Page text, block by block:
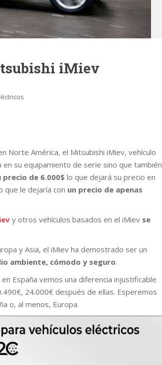
iMiev
Norte América, el Mitsubishi iMiev, vehículo
su equipamiento de serie sino que también
de 6.000$ lo que dejará su precio en
que le dejaría con un precio de apenas
y otros vehículos basados en el iMiev se
y Asia, el iMiev ha demostrado ser un
ambiente, cómodo y seguro.
España vemos una diferencia injustificable
24.000€ después de ellas. Esperemos
o, al menos, Europa.